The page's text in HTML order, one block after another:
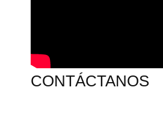
CONTÁCTANOS